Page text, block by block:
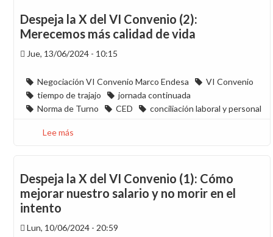
X
del
VI
Convenio
Los
Beneficios
Sociales
Despeja la X del VI Convenio (2):
Merecemos más calidad de vida
Jue, 13/06/2024 - 10:15
Negociación VI Convenio Marco Endesa
VI Convenio
tiempo de trajajo
jornada continuada
Norma de Turno
CED conciliación laboral y personal
Lee más
X
del
VI
(2):
Despeja la X del VI Convenio (1): Cómo
mejorar nuestro salario y no morir en el
intento
Lun, 10/06/2024 - 20:59